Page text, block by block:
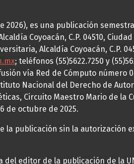
2026), es una publicación
Coyoacán, C.P. 04510,
Alcaldía Coyoacán, C.P.
; teléfonos (55)5622.7250 y
vía Red de Cómputo número
Nacional del Derecho de
Circuito Maestro Mario de la
de octubre de 2025.
publicación sin la autorización
editor de la publicación de la